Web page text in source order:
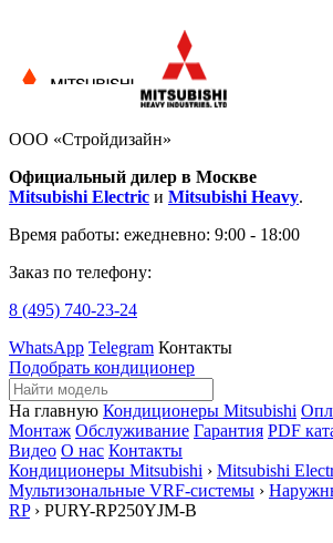
ООО «Стройдизайн»
Официальный дилер в Москве
Mitsubishi Electric и Mitsubishi Heavy.
Время работы: ежедневно: 9:00 - 18:00
Заказ по телефону:
8 (495) 740-23-24
WhatsApp Telegram Контакты
Подобрать кондиционер
На главную Кондиционеры Mitsubishi
Монтаж Обслуживание Гарантия PDF
Видео О нас Контакты
Кондиционеры Mitsubishi › Mitsubishi
Мультизональные VRF-системы ›
RP› PURY-RP250YJM-B